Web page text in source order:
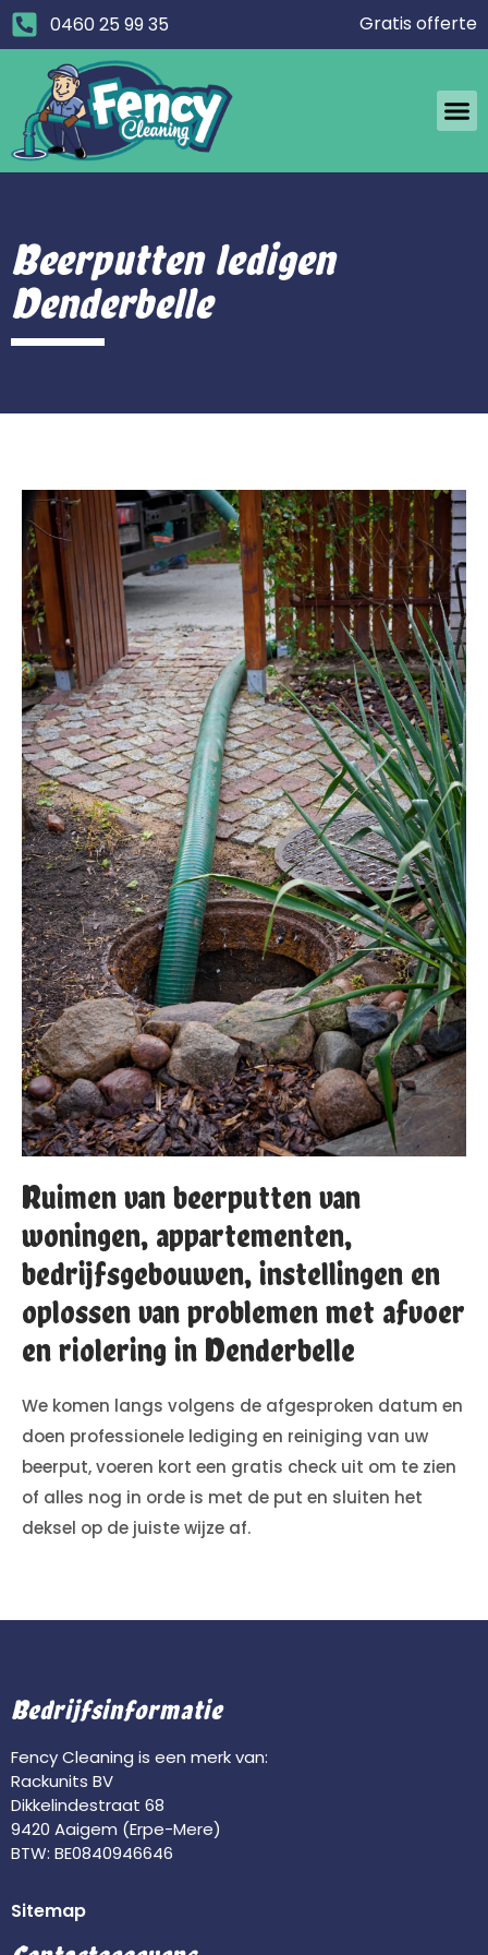
0460 25 99 35 Gratis offerte
Beerputten ledigen
Denderbelle
Ruimen van beerputten van
woningen, appartementen,
bedrijfsgebouwen, instellingen en
oplossen van problemen met afvoer
en riolering in Denderbelle
We komen langs volgens de afgesproken datum en
doen professionele lediging en reiniging van uw
beerput, voeren kort een gratis check uit om te zien
of alles nog in orde is met de put en sluiten het
deksel op de juiste wijze af.
Bedrijfsinformatie
Fency Cleaning is een merk van:
Rackunits BV
Dikkelindestraat 68
9420 Aaigem (Erpe-Mere)
BTW: BE0840946646
Sitemap